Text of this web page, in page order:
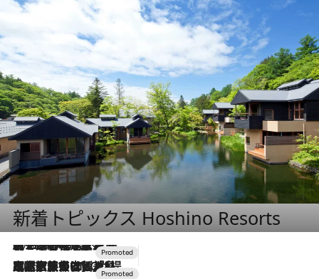
新着トピックス Hoshino Resorts
2026.8.7
【トンボの足水浴】ヒノキの香りに包まれて涼感マックス！約13℃の湧水かけ流しを避暑地「星野温泉 トンボの湯」で体験
2026.7.31
【ホテル帰省】という選択肢をOMOが提案。家族とほどよい距離を保つには「昼は実家、夜は気兼ねなくホテルで！」